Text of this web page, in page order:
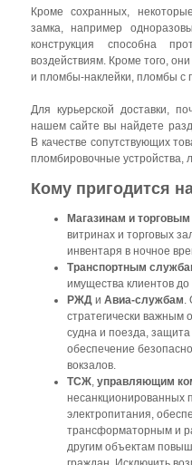
Кроме сохранных,
замка, например
конструкция способна
воздействиям. Кроме того,
и пломбы-наклейки, пломбы с
Для курьерской доставки,
нашем сайте вы найдете
В качестве сопутствующих
пломбировочные устройства,
Кому пригодится
Магазинам и торговым
витринах и торговых
инвентаря в ночное
Транспортным
имущества клиентов до
РЖД и Авиа-службам
стратегически важным
судна и поезда, защита
обеспечение
вокзалов.
ТСЖ управляющим
несанкционированных
электропитания,
трансформаторным и
другим объектам